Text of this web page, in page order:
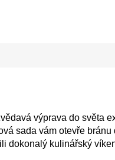
výprava do světa
sada vám otevře
dokonalý kulinářský